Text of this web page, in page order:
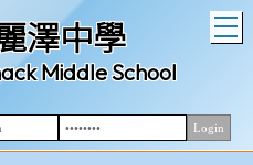
澤中學
Middle School